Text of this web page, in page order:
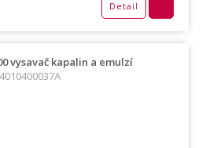
Detail
vysavač kapalin a emulzí
4010400037A